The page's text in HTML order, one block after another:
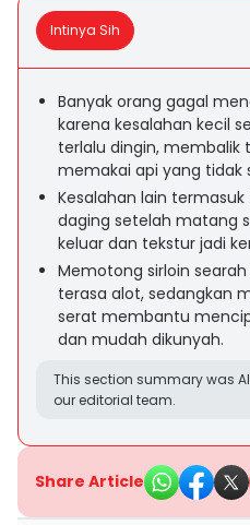
Intinya Sih
Banyak orang gagal
karena kesalahan kecil
terlalu dingin, membalik
memakai api yang tidak
Kesalahan lain
daging setelah matang
keluar dan tekstur jadi
Memotong sirloin
terasa alot, sedangkan
serat membantu
dan mudah dikunyah.
This section summary was
our editorial team.
Share Article